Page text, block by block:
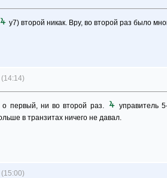
у7) второй никак. Вру, во второй раз было
первый, ни во второй раз.
управитель
в транзитах ничего не давал.